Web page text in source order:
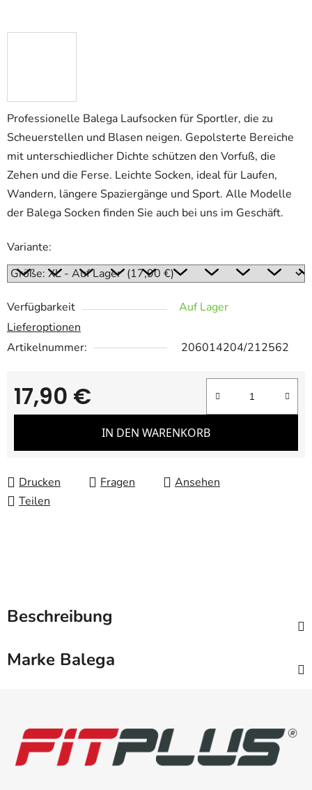
Professionelle Balega Laufsocken für Sportler, die zu
Scheuerstellen und Blasen neigen. Gepolsterte Bereiche
mit unterschiedlicher Dichte schützen den Vorfuß, die
Zehen und die Ferse. Leichte Socken, ideal für Laufen,
Wandern, längere Spaziergänge und Sport. Alle Modelle
der Balega Socken finden Sie auch bei uns im Geschäft.
Variante:
Verfügbarkeit
Auf Lager
Lieferoptionen
Artikelnummer:
206014204/212562
17,90 €
Verkaufspreis:
IN DEN WARENKORB
Drucken Fragen
Ansehen
Teilen
Beschreibung
Marke Balega